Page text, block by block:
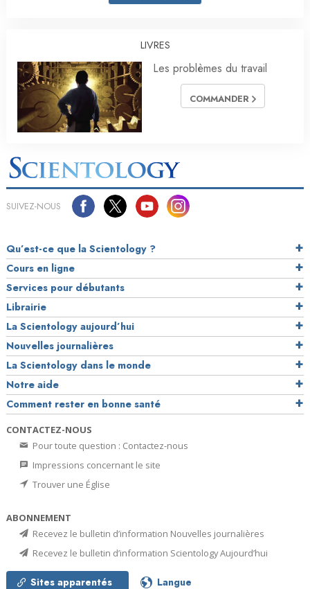
LIVRES
Les problèmes du travail
COMMANDER
SUIVEZ-NOUS
Qu’est-ce que la Scientology ?
Cours en ligne
Services pour débutants
Librairie
La Scientology aujourd’hui
Nouvelles journalières
La Scientology dans le monde
Notre aide
Comment rester en bonne santé
CONTACTEZ-NOUS
Pour toute question : Contactez-nous
Impressions concernant le site
Trouver une Église
ABONNEMENT
Recevez le bulletin d’information Nouvelles journalières
Recevez le bulletin d’information Scientology Aujourd’hui
Sites apparentés Langue